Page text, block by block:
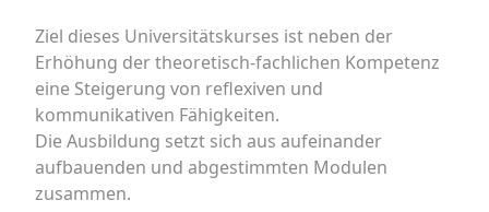
Ziel dieses Universitätskurses ist neben der
Erhöhung der theoretisch-fachlichen Kompetenz
eine Steigerung von reflexiven und
kommunikativen Fähigkeiten.
Die Ausbildung setzt sich aus aufeinander
aufbauenden und abgestimmten Modulen
zusammen.